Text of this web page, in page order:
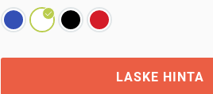
LASKE HINTA